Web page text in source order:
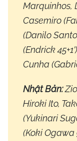
Marquinhos,
Casemiro
(Danilo
(Endrick
Cunha
Nhật Bản:
Hiroki Ito,
(Yukinari
(Koki Ogawa